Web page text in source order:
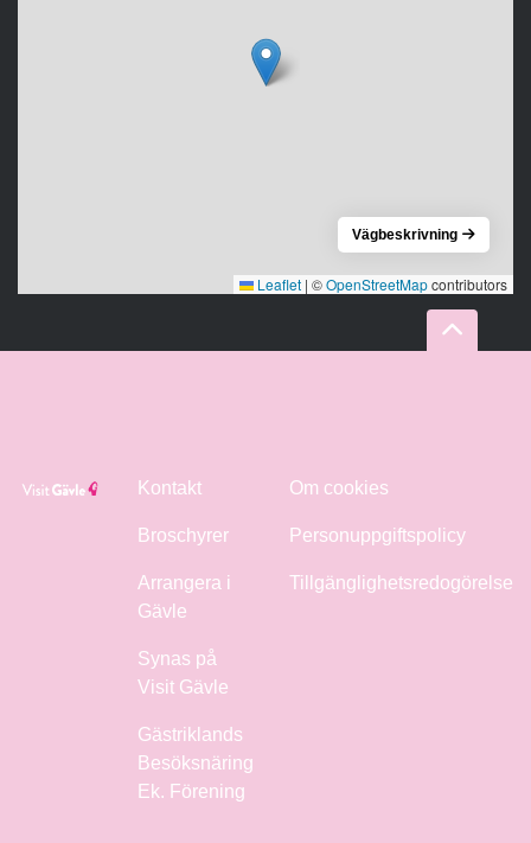
Leaflet | ©OpenStreetMapcontributors
Vägbeskrivning
Kontakt
Broschyrer
Arrangera i
Gävle
Synas på
Visit Gävle
Gästriklands
Besöksnäring
Ek. Förening
Om cookies
Personuppgiftspolicy
Tillgänglighetsredogörelse